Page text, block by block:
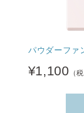
パウダーファ
¥1,100 （